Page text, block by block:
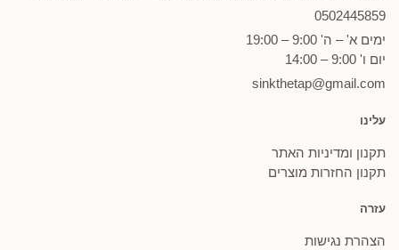
0502445859
ימים א' – ה' 9:00 – 19:00
יום ו' 9:00 – 14:00
sinkthetap@gmail.com
עלינו
תקנון ומדיניות האתר
תקנון החזרות מוצרים
עזרה
הצהרת נגישות